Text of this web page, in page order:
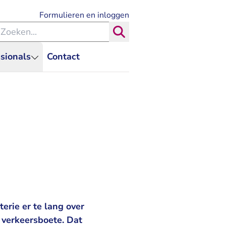
Contact
Formulieren en inloggen
binnen de Rechtspraak
er te lang over
Dat